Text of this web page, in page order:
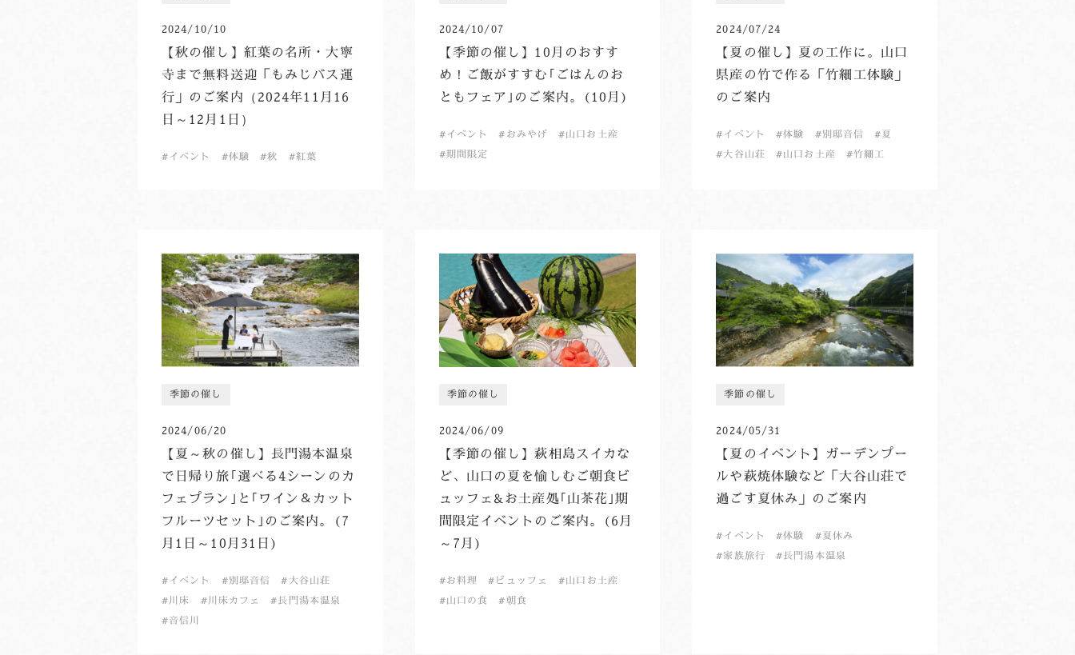
2024/10/10
【秋の催し】紅葉の名所・大寧
寺まで無料送迎「もみじバス運
行」のご案内（2024年11月16
日～12月1日）
イベント 体験 秋 紅葉
2024/10/07
【季節の催し】10月のおすす
め！ご飯がすすむ｢ごはんのお
ともフェア｣のご案内。(10月)
イベント おみやげ
山口お土産
期間限定
2024/07/24
【夏の催し】夏の工作に。山口
県産の竹で作る「竹細工体験」
のご案内
イベント 体験 別邸音信
夏
大谷山荘
山口お土産 竹細工
季節の催し
2024/06/20
【夏～秋の催し】長門湯本温泉
で日帰り旅｢選べる4シーンのカ
フェプラン｣と｢ワイン＆カット
フルーツセット｣のご案内。(7
月1日～10月31日)
イベント 別邸音信
大谷山荘
川床
川床カフェ
長門湯本温泉
音信川
季節の催し
2024/06/09
【季節の催し】萩相島スイカな
ど、山口の夏を愉しむご朝食ビ
ュッフェ&お土産処｢山茶花｣期
間限定イベントのご案内。(6月
～7月)
お料理 ビュッフェ
山口お土産
山口の食
朝食
季節の催し
2024/05/31
【夏のイベント】ガーデンプー
ルや萩焼体験など「大谷山荘で
過ごす夏休み」のご案内
イベント 体験
夏休み
家族旅行
長門湯本温泉